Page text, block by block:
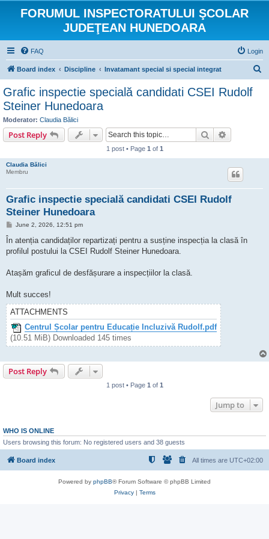
FORUMUL INSPECTORATULUI ŞCOLAR
JUDEŢEAN HUNEDOARA
FAQ Login
Board index Discipline Invatamant special si special integrat
Grafic inspectie specială candidati CSEI Rudolf
Steiner Hunedoara
Moderator: Claudia Bălici
Post Reply Search
1 post • Page 1 of 1
Claudia Bălici
Membru
Grafic inspectie specială candidati CSEI Rudolf
Steiner Hunedoara
P
s
June 2, 2026, 12:51 pm
În atenția candidaților repartizați pentru a susține inspecția la clasă în
profilul postului la CSEI Rudolf Steiner Hunedoara.
Atașăm graficul de desfășurare a inspecțiilor la clasă.
Mult succes!
ATTACHMENTS
Centrul Școlar pentru Educație Incluzivă Rudolf.pdf
(10.51 MiB) Downloaded 145 times
Post Reply
1 post • Page 1 of 1
Jump to
WHO IS ONLINE
Users browsing this forum: No registered users and 38 guests
Board index All times are UTC+02:00
Powered by phpBB® Forum Software © phpBB Limited
Privacy| Terms